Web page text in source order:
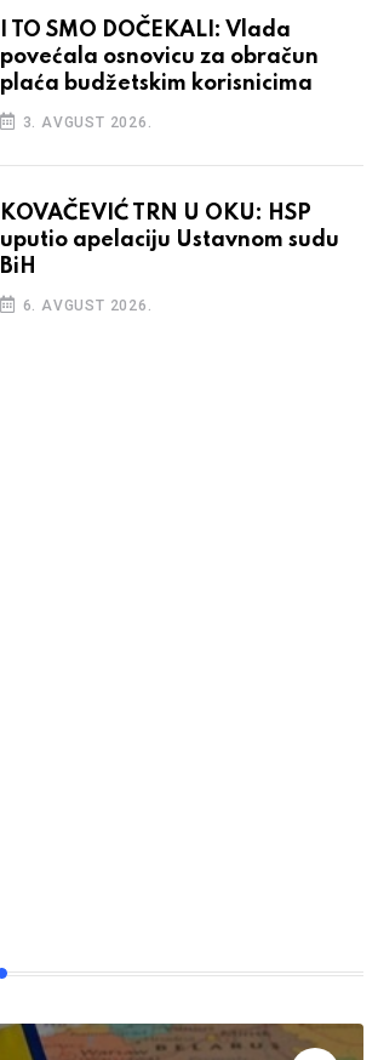
I TO SMO DOČEKALI: Vlada
povećala osnovicu za obračun
plaća budžetskim korisnicima
3. AVGUST 2026.
KOVAČEVIĆ TRN U OKU: HSP
uputio apelaciju Ustavnom sudu
BiH
6. AVGUST 2026.